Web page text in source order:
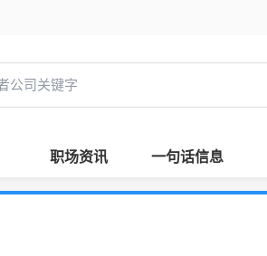
职场资讯 一句话信息